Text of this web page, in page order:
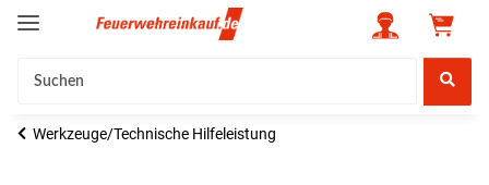
Werkzeuge/Technische Hilfeleistung